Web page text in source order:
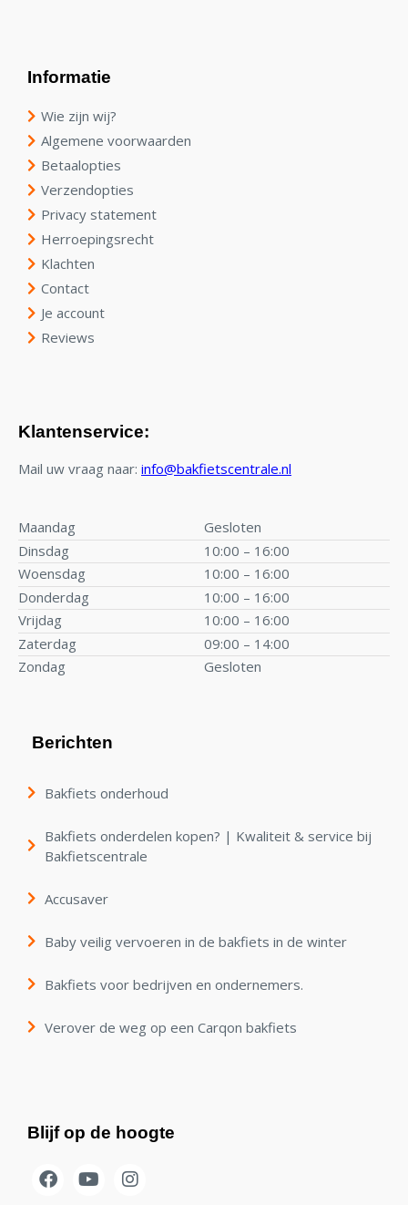
Informatie
Wie zijn wij?
Algemene voorwaarden
Betaalopties
Verzendopties
Privacy statement
Herroepingsrecht
Klachten
Contact
Je account
Reviews
Klantenservice:
Mail uw vraag naar: info@bakfietscentrale.nl
Maandag
Gesloten
Dinsdag
10:00 – 16:00
Woensdag
10:00 – 16:00
Donderdag
10:00 – 16:00
Vrijdag
10:00 – 16:00
Zaterdag
09:00 – 14:00
Zondag
Gesloten
Berichten
Bakfiets onderhoud
Bakfiets onderdelen kopen? | Kwaliteit & service bij
Bakfietscentrale
Accusaver
Baby veilig vervoeren in de bakfiets in de winter
Bakfiets voor bedrijven en ondernemers.
Verover de weg op een Carqon bakfiets
Blijf op de hoogte